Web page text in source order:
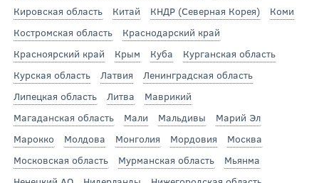
Кировская область
Китай КНДР (Северная Корея)
Коми
Костромская область
Краснодарский край
Красноярский край
Крым Куба
Курганская область
Курская область
Латвия
Ленинградская область
Липецкая область
Литва
Маврикий
Магаданская область
Мали Мальдивы
Марий Эл
Марокко
Молдова Монголия Мордовия
Москва
Московская область
Мурманская область
Мьянма